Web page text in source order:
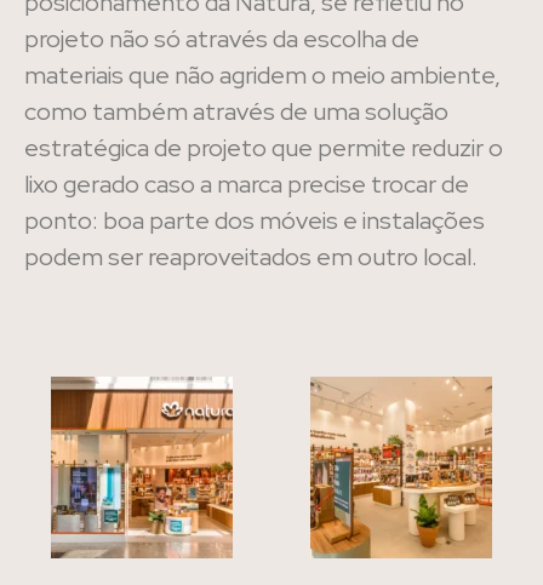
projeto não só através da escolha de
materiais que não agridem o meio ambiente,
como também através de uma solução
estratégica de projeto que permite reduzir o
lixo gerado caso a marca precise trocar de
ponto: boa parte dos móveis e instalações
podem ser reaproveitados em outro local.